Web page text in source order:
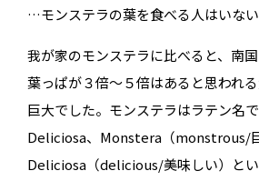
…モンステラの葉を食べる人はいない
我が家のモンステラに比べると、南
葉っぱが３倍〜５倍はあると思われ
巨大でした。モンステラはラテン名
Deliciosa、Monstera（monstrous/巨
Deliciosa（delicious/美味しい）と